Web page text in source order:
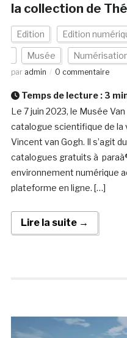
la collection de
Edition Edition
Musée
par admin 0 commentaire
Temps de lecture : 3
Le 7 juin 2023, le Musée
catalogue scientifique de la
Vincent van Gogh. Il s’agit
catalogues gratuits à
environnement numérique
plateforme en ligne. […]
Lire la suite →